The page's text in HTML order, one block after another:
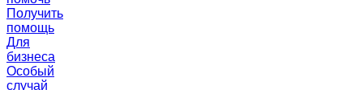
Получить
помощь
Для
бизнеса
Особый
случай